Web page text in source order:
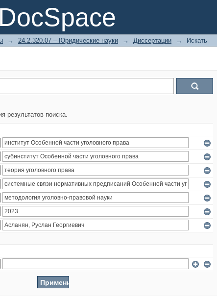
→ 24.2.320.07 – Юридические науки → Диссертации → Искать
результатов поиска.